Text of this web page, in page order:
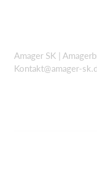
Amager SK |
Kontakt@amager-